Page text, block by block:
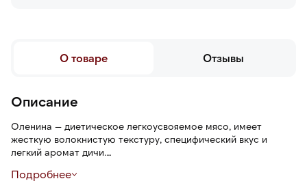
О товаре Отзывы
Описание
Оленина — диетическое легкоусвояемое мясо, имеет
жесткую волокнистую текстуру, специфический вкус и
легкий аромат дичи.
Оленину можно использовать в приготовлении колбасы,
Подробнее